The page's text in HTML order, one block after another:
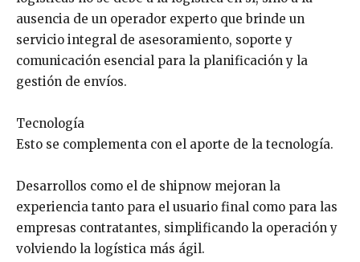
ausencia de un operador experto que brinde un
servicio integral de asesoramiento, soporte y
comunicación esencial para la planificación y la
gestión de envíos.
Tecnología
Esto se complementa con el aporte de la tecnología.
Desarrollos como el de shipnow mejoran la
experiencia tanto para el usuario final como para las
empresas contratantes, simplificando la operación y
volviendo la logística más ágil.